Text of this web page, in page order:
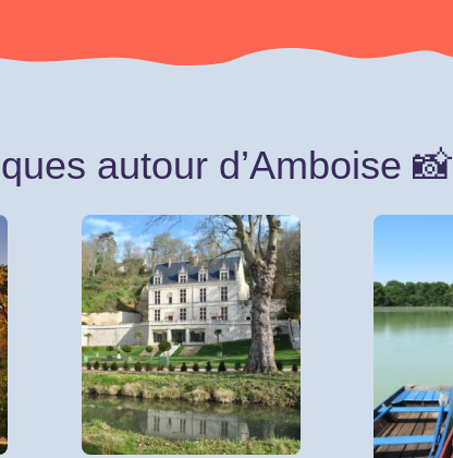
autour d’Amboise 📸